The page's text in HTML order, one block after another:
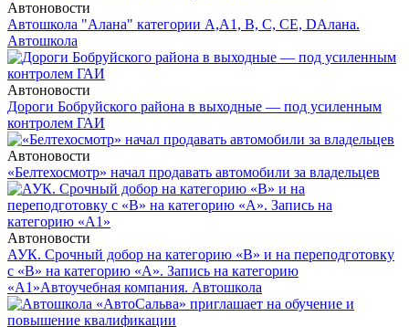
Автоновости
Автошкола "Алана" категории А,А1, В, С, СЕ, DАлана.
Автошкола
Автоновости
Дороги Бобруйского района в выходные — под усиленным
контролем ГАИ
Автоновости
«Белтехосмотр» начал продавать автомобили за владельцев
Автоновости
АУК. Срочный добор на категорию «В» и на переподготовку
с «В» на категорию «А». Запись на категорию
«А1»Автоучебная компания. Автошкола